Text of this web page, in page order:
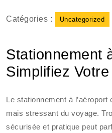
Catégories : Uncategorized
Stationnement
Simplifiez
Le stationnement à
mais stressant du voyage.
sécurisée et pratique peut